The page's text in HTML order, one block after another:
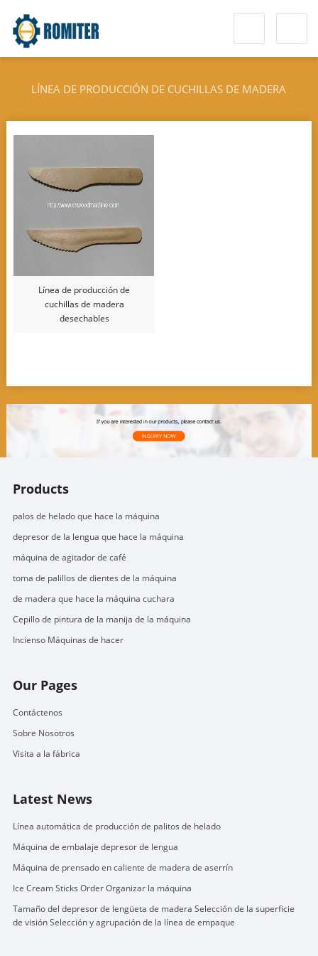
LÍNEA DE PRODUCCIÓN DE CUCHILLAS DE MADERA
DESECHABLES
Línea de producción de
cuchillas de madera
desechables
Products
palos de helado que hace la máquina
depresor de la lengua que hace la máquina
máquina de agitador de café
toma de palillos de dientes de la máquina
de madera que hace la máquina cuchara
Cepillo de pintura de la manija de la máquina
Incienso Máquinas de hacer
Our Pages
Contáctenos
Sobre Nosotros
Visita a la fábrica
Latest News
Línea automática de producción de palitos de helado
Máquina de embalaje depresor de lengua
Máquina de prensado en caliente de madera de aserrín
Ice Cream Sticks Order Organizar la máquina
Tamaño del depresor de lengüeta de madera Selección de la superficie
de visión Selección y agrupación de la línea de empaque